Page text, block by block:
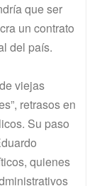
que ser
un contrato
del país.
viejas
retrasos en
Su paso
quienes